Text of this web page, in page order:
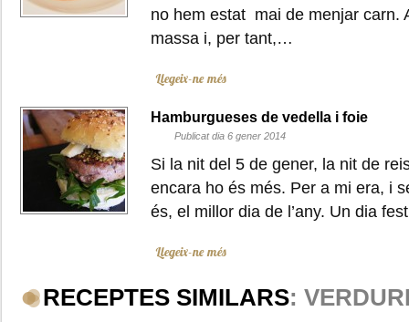
no hem estat mai de menjar carn.
massa i, per tant,…
Llegeix-ne més
Hamburgueses de vedella i foie
Publicat dia 6 gener 2014
Si la nit del 5 de gener, la nit de
encara ho és més. Per a mi era, i
és, el millor dia de l’any. Un dia
Llegeix-ne més
RECEPTES SIMILARS: